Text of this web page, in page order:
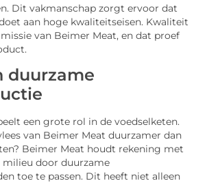
Dit vakmanschap zorgt ervoor dat
aan hoge kwaliteitseisen. Kwaliteit
van Beimer Meat, en dat proef
duurzame
een grote rol in de voedselketen.
van Beimer Meat duurzamer dan
Beimer Meat houdt rekening met
door duurzame
toe te passen. Dit heeft niet alleen